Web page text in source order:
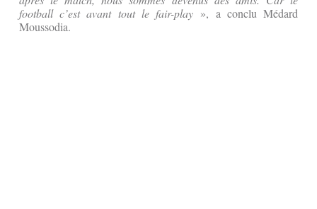
football c’est avant tout le fair-play », a conclu Médard
Moussodia.